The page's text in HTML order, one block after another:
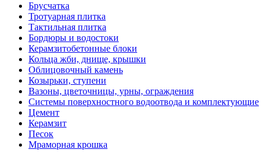
Брусчатка
Тротуарная плитка
Тактильная плитка
Бордюры и водостоки
Керамзитобетонные блоки
Кольца жби, днище, крышки
Облицовочный камень
Козырьки, ступени
Вазоны, цветочницы, урны, ограждения
Системы поверхностного водоотвода и комплектующие
Цемент
Керамзит
Песок
Мраморная крошка